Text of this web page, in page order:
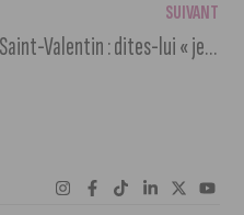
SUIVANT
Saint-Valentin : dites-lui « je t’aime » en grand !